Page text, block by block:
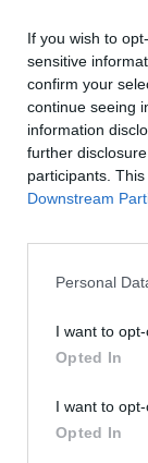
If you wish to
sensitive
confirm your
continue seeing
information
further
participants.
Downstream
Personal
I want to
Opted In
I want to
Opted In